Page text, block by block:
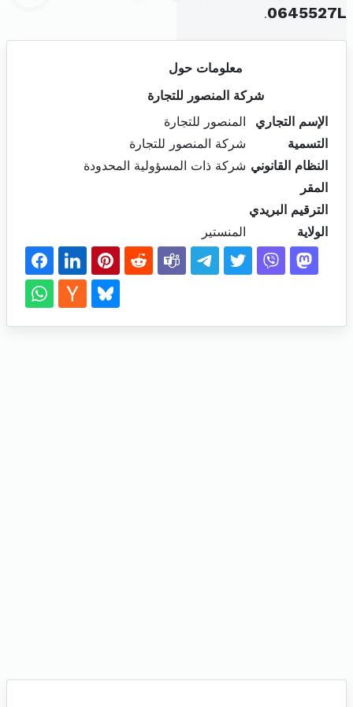
0645527L
.
معلومات حول
شركة المنصور للتجارة
الإسم التجاري
المنصور للتجارة
التسمية
شركة المنصور للتجارة
النظام القانوني شركة ذات المسؤولية المحدودة
المقر
الترقيم البريدي
الولاية
المنستير